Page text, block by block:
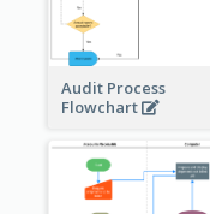
Audit Process
Flowchart